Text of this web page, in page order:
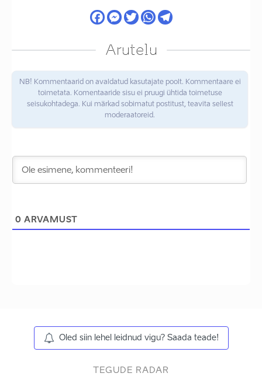
Arutelu
NB! Kommentaarid on avaldatud kasutajate poolt. Kommentaare ei
toimetata. Komentaaride sisu ei pruugi ühtida toimetuse
seisukohtadega. Kui märkad sobimatut postitust, teavita sellest
moderaatoreid.
0 ARVAMUST
Oled siin lehel leidnud vigu? Saada teade!
TEGUDE RADAR